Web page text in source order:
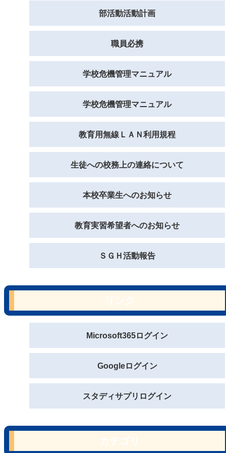
部活動活動計画
職員必携
学校危機管理マニュアル
学校危機管理マニュアル
教育用無線ＬＡＮ利用規程
生徒への校務上の連絡について
本校卒業生へのお知らせ
教育実習希望者へのお知らせ
ＳＧＨ活動報告
Microsoft365ログイン
Googleログイン
スタディサプリログイン